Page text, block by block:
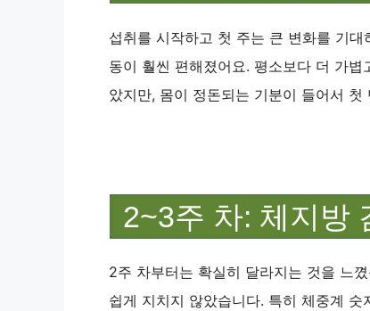
섭취를 시작하고 첫 주는 큰 변화를 기
동이 훨씬 편해졌어요. 평소보다 더 가
았지만, 몸이 정돈되는 기분이 들어서 첫
2~3주 차: 체지방
2주 차부터는 확실히 달라지는 것을 느
쉽게 지치지 않았습니다. 특히 체중계